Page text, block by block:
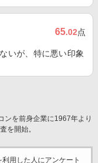
65.02点
いが、特に悪い印象
ンを前身企業に1967年より
を開始。
利用した 人にアンケート